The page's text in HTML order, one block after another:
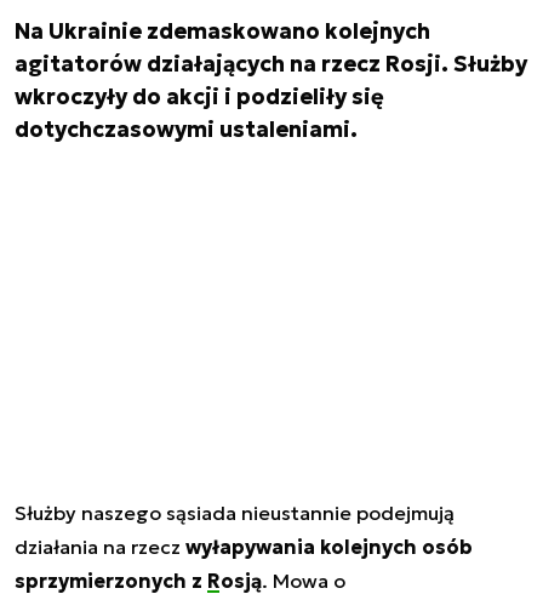
Na Ukrainie zdemaskowano kolejnych
agitatorów działających na rzecz Rosji. Służby
wkroczyły do akcji i podzieliły się
dotychczasowymi ustaleniami.
Służby naszego sąsiada nieustannie podejmują
działania na rzecz wyłapywania kolejnych osób
sprzymierzonych z Rosją. Mowa o